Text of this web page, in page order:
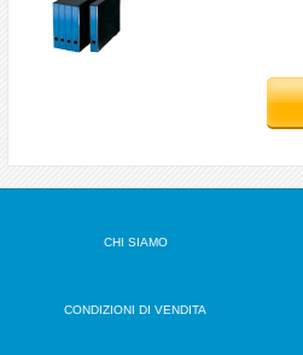
CHI SIAMO
CONDIZIONI DI VENDITA